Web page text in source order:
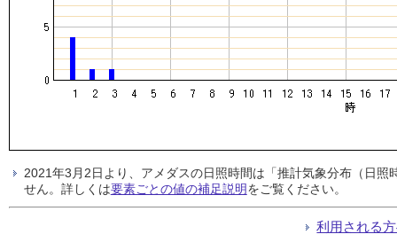
2021年3月2日より、アメダスの日照時間は「推計気象分布（日
せん。詳しくは要素ごとの値の補足説明をご覧ください。
利用される